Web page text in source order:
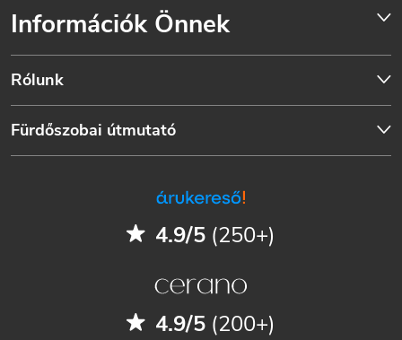
Információk Önnek
Rólunk
Fürdőszobai útmutató
4.9/5 (250+)
4.9/5 (200+)